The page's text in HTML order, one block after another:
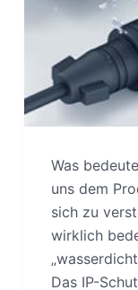
Was
uns dem
sich zu
wirklich
Das IP-